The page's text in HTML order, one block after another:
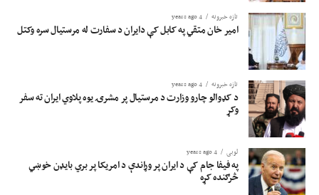
تازه خبرونه 4 years ago
امیر خان متقي په کابل کې دایران د سفارت له مرستیال سره وکتل
تازه خبرونه 4 years ago
د کډوالو چارو وزارت د مرستیال پر مشرۍ یوه پلاوي ایران ته سفر
وکړ
لوبی 4 years ago
په فیفا جام کې د ایران پر وړاندې د امریکا پر بري بایډن خوښي
څرګنده کړه